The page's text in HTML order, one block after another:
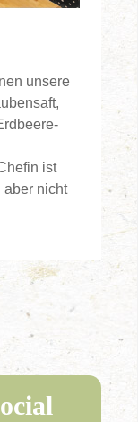
unsere
ist
aber nicht